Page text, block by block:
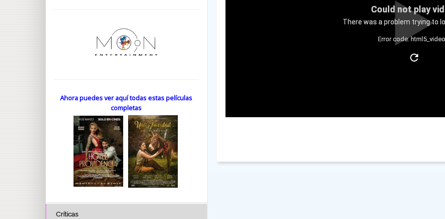
Could not play
There was a problem trying to
Error code:
Ahora puedes ver aquí todas estas películas
completas
Críticas